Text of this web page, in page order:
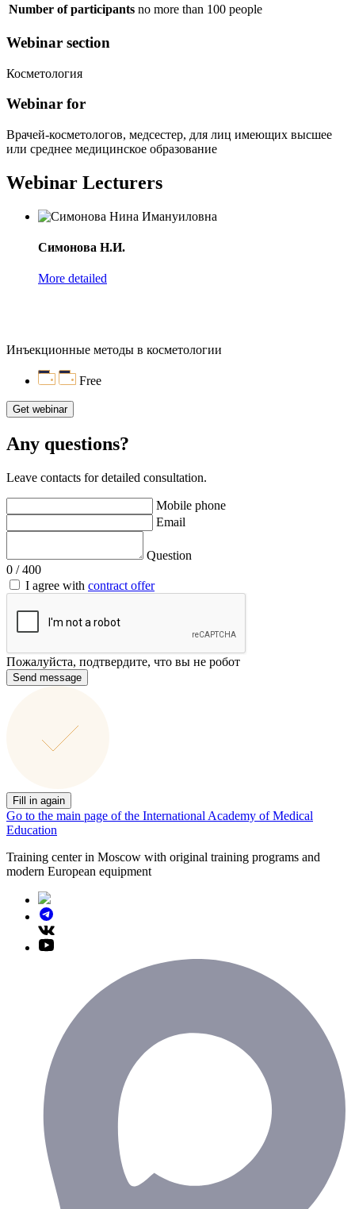
Number of participants no more than 100 people
Webinar section
Косметология
Webinar for
Врачей-косметологов, медсестер, для лиц имеющих высшее
или среднее медицинское образование
Webinar Lecturers
Симонова Н.И.
More detailed
Инъекционные методы в косметологии
Free
Get webinar
Any questions?
Leave contacts for detailed consultation.
Mobile phone
Email
Question
0 / 400
I agree with contract offer
Пожалуйста, подтвердите, что вы не робот
Send message
Fill in again
Go to the main page of the International Academy of Medical
Education
Training center in Moscow with original training programs and
modern European equipment